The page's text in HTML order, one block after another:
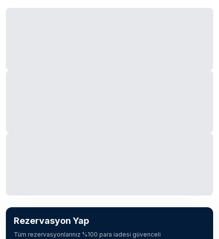
Rezervasyon Yap
Tüm rezervasyonlarınız %100 para iadesi güvenceli